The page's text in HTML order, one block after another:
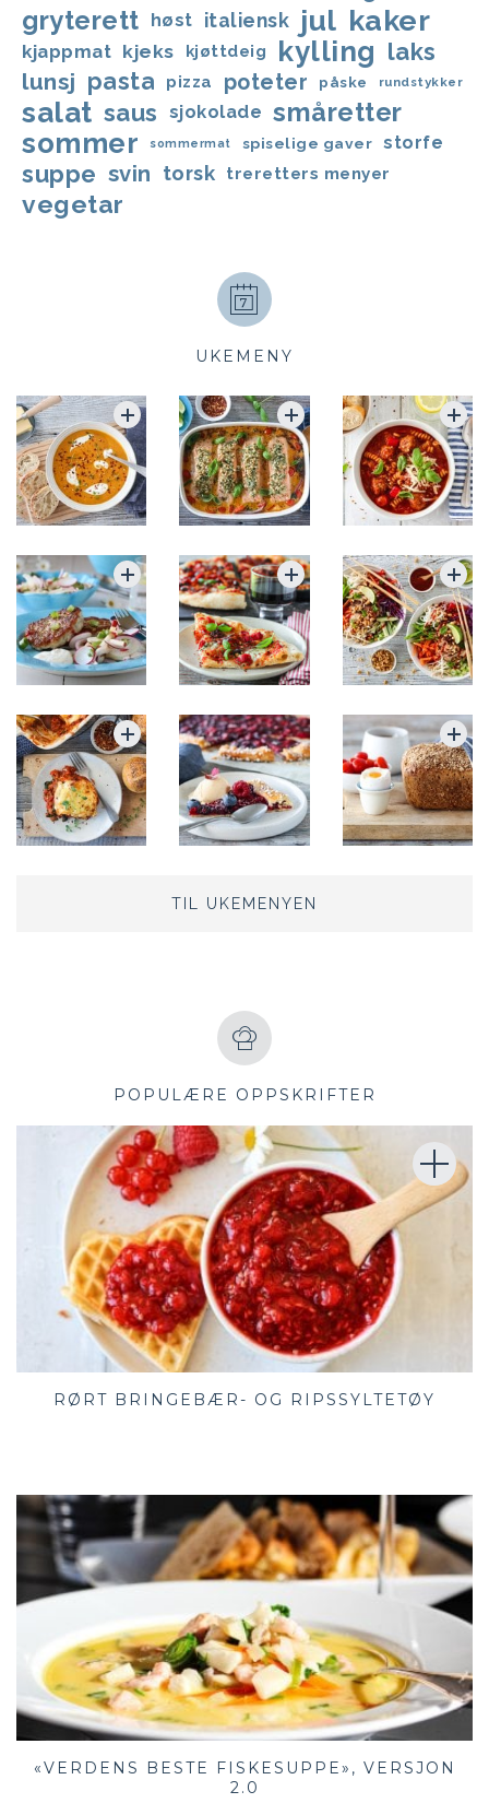
gryterett høst italiensk jul kaker
kjappmat kjeks kjøttdeig kylling laks
lunsj pasta pizza poteter påske rundstykker
salat saus sjokolade småretter
sommer sommermat spiselige gaver storfe
suppe svin torsk treretters menyer
vegetar
UKEMENY
TIL UKEMENYEN
POPULÆRE OPPSKRIFTER
RØRT BRINGEBÆR- OG RIPSSYLTETØY
«VERDENS BESTE FISKESUPPE», VERSJON
2.0